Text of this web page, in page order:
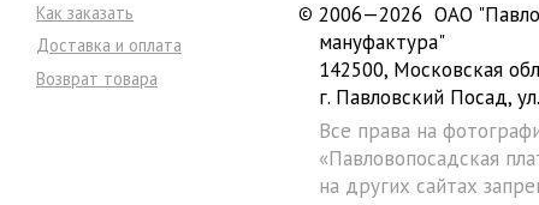
Как заказать
Доставка и оплата
Возврат товара
© 2006—2026 ОАО
мануфактура"
142500, Московская
г. Павловский Посад,
Все права на
«Павловопосадская
на других сайтах